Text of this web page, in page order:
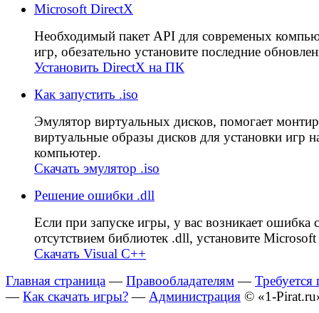
Microsoft DirectX
Необходимый пакет API для современых
игр, обезательно установите последние
Установить DirectX на ПК
Как запустить .iso
Эмулятор виртуальных дисков, помогает
виртуальные образы дисков для установки игр
компьютер.
Скачать эмулятор .iso
Решение ошибки .dll
Если при запуске игры, у вас возникает ошибка с
отсутствием библиотек .dll, установите
Скачать Visual C++
Главная страница—Правообладателям—
—Как скачать игры?— Администрация © «1-